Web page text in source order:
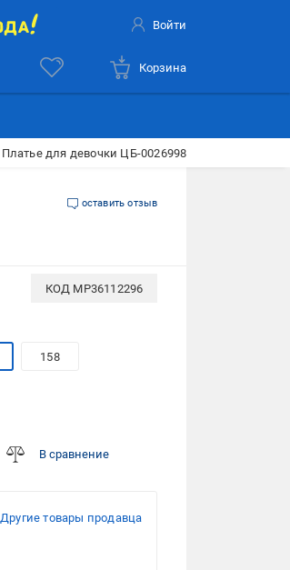
Войти
Корзина
Платье для девочки ЦБ-00269986 152 см Розовый
оставить отзыв
КОД MP36112296
158
В сравнение
Другие товары продавца